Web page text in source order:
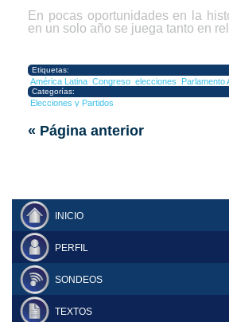
En pocas oportunidades en la
en un solo año se juega tanto en
Etiquetas:
América Latina Congreso elecciones Parlamento
Categorías:
Elecciones y Partidos
« Página anterior
INICIO
PERFIL
SONDEOS
TEXTOS